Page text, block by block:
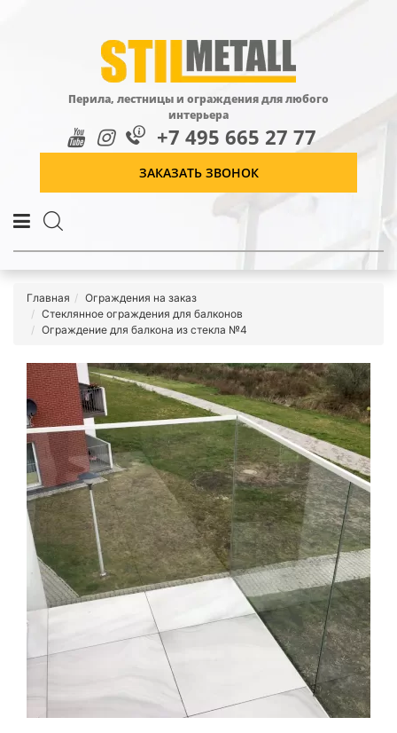
Перила, лестницы и ограждения для любого
интерьера
+7 495 665 27 77
ЗАКАЗАТЬ ЗВОНОК
Главная
Ограждения на заказ
Стеклянное ограждения для балконов
Ограждение для балкона из стекла №4